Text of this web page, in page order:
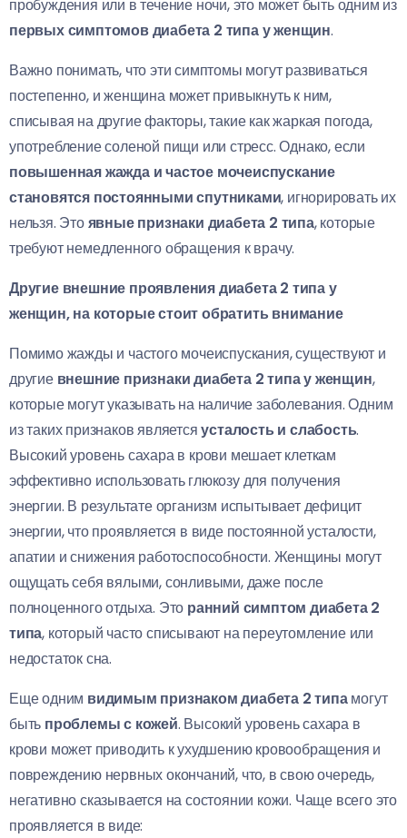
пробуждения или в течение ночи, это может быть одним из
первых симптомов диабета 2 типа у женщин.
Важно понимать, что эти симптомы могут развиваться
постепенно, и женщина может привыкнуть к ним,
списывая на другие факторы, такие как жаркая погода,
употребление соленой пищи или стресс. Однако, если
повышенная жажда и частое мочеиспускание
становятся постоянными спутниками, игнорировать их
нельзя. Этоявные признаки диабета 2 типа, которые
требуют немедленного обращения к врачу.
Другие внешние проявления диабета 2 типа у
женщин, на которые стоит обратить внимание
Помимо жажды и частого мочеиспускания, существуют и
другие внешние признаки диабета 2 типа у женщин,
которые могут указывать на наличие заболевания. Одним
из таких признаков являетсяусталость и слабость.
Высокий уровень сахара в крови мешает клеткам
эффективно использовать глюкозу для получения
энергии. В результате организм испытывает дефицит
энергии, что проявляется в виде постоянной усталости,
апатии и снижения работоспособности. Женщины могут
ощущать себя вялыми, сонливыми, даже после
полноценного отдыха. Это ранний симптом диабета 2
типа, который часто списывают на переутомление или
недостаток сна.
Еще одним видимым признаком диабета 2 типамогут
быть проблемы с кожей. Высокий уровень сахара в
крови может приводить к ухудшению кровообращения и
повреждению нервных окончаний, что, в свою очередь,
негативно сказывается на состоянии кожи. Чаще всего это
проявляется в виде: